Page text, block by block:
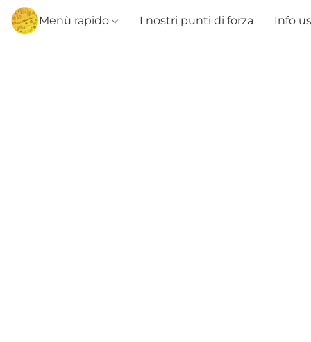
Menù rapido I nostri punti di forza Info